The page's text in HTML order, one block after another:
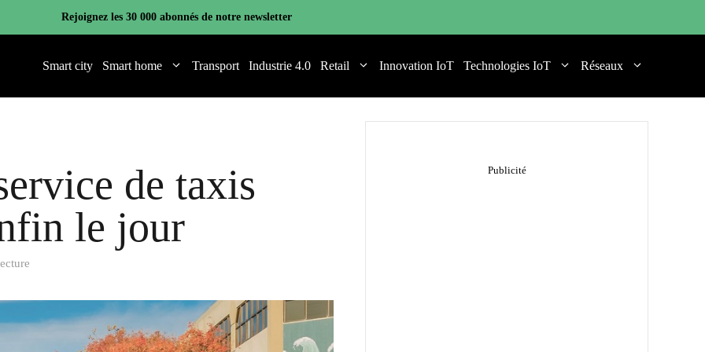
Rejoignez les 30 000 abonnés de notre newsletter
Smart city Smart home Transport Industrie 4.0 Retail Innovation IoT Technologies IoT Réseaux
de taxis
le jour